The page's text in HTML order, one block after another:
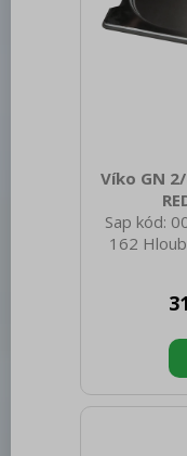
Víko GN
Sap kód:
162
0.65
brutto
Materiál:
Vnější
GN / EN